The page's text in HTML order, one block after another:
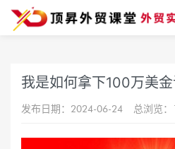
我是如何拿下100万美金
发布日期：2024-06-24 总浏览